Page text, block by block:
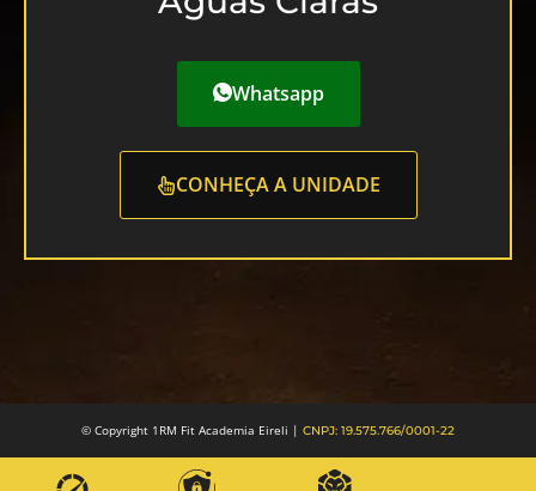
Whatsapp
CONHEÇA A UNIDADE
© Copyright 1RM Fit Academia Eireli | CNPJ: 19.575.766/0001-22